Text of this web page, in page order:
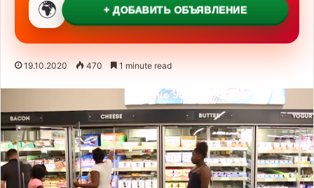
🌍 + ДОБАВИТЬ ОБЪЯВЛЕНИЕ
19.10.2020 470 1 minute read